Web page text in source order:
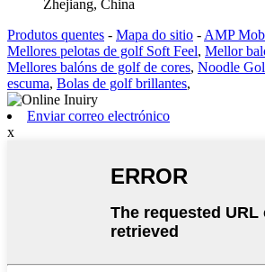
Zhejiang, China
Produtos quentes - Mapa do sitio - AMP
Mellores pelotas de golf Soft Feel, Mellor
Mellores balóns de golf de cores, Noodle
escuma, Bolas de golf brillantes,
Enviar correo electrónico
x